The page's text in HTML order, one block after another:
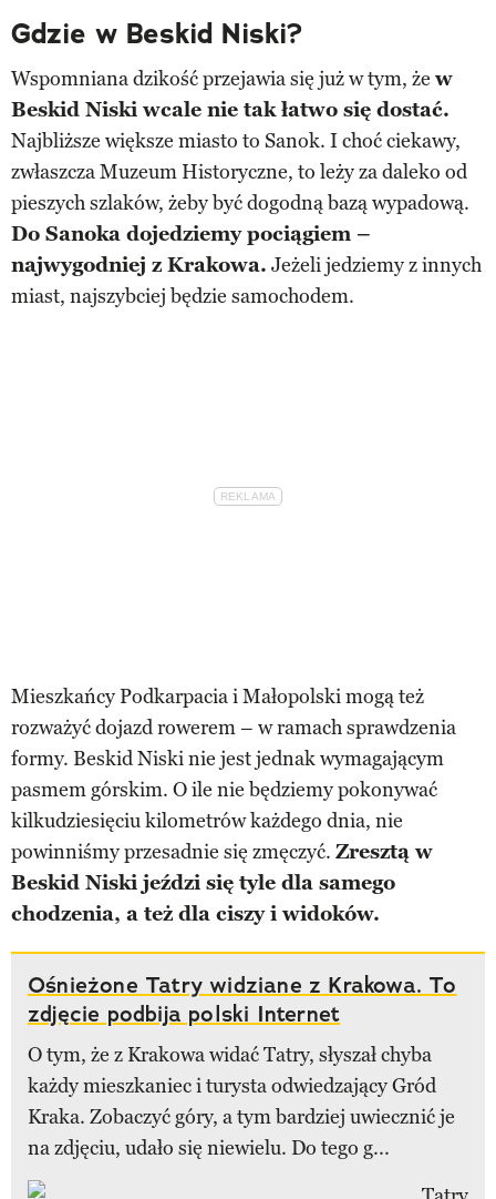
Gdzie w Beskid Niski?
Wspomniana dzikość przejawia się już w tym, że w
Beskid Niski wcale nie tak łatwo się dostać.
Najbliższe większe miasto to Sanok. I choć ciekawy,
zwłaszcza Muzeum Historyczne, to leży za daleko od
pieszych szlaków, żeby być dogodną bazą wypadową.
Do Sanoka dojedziemy pociągiem –
najwygodniej z Krakowa. Jeżeli jedziemy z innych
miast, najszybciej będzie samochodem.
Mieszkańcy Podkarpacia i Małopolski mogą też
rozważyć dojazd rowerem – w ramach sprawdzenia
formy. Beskid Niski nie jest jednak wymagającym
pasmem górskim. O ile nie będziemy pokonywać
kilkudziesięciu kilometrów każdego dnia, nie
powinniśmy przesadnie się zmęczyć. Zresztą w
Beskid Niski jeździ się tyle dla samego
chodzenia, a też dla ciszy i widoków.
Ośnieżone Tatry widziane z Krakowa. To
zdjęcie podbija polski Internet
O tym, że z Krakowa widać Tatry, słyszał chyba
każdy mieszkaniec i turysta odwiedzający Gród
Kraka. Zobaczyć góry, a tym bardziej uwiecznić je
na zdjęciu, udało się niewielu. Do tego g...